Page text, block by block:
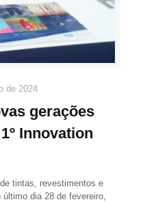
de 2024
gerações
Innovation
tintas, revestimentos e
dia 28 de fevereiro,